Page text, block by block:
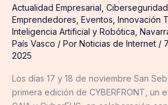
Actualidad Empresarial Ciberseguridad
Emprendedores Eventos Innovación
Inteligencia Artificial y Robótica
País Vasco / Por Noticias de Internet /
2025
Los días 17 y 18 de noviembre San
primera edición de CYBERFRONT, un